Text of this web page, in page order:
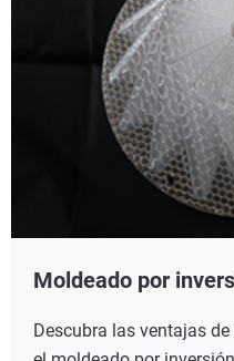
Moldeado por
Descubra las ventajas